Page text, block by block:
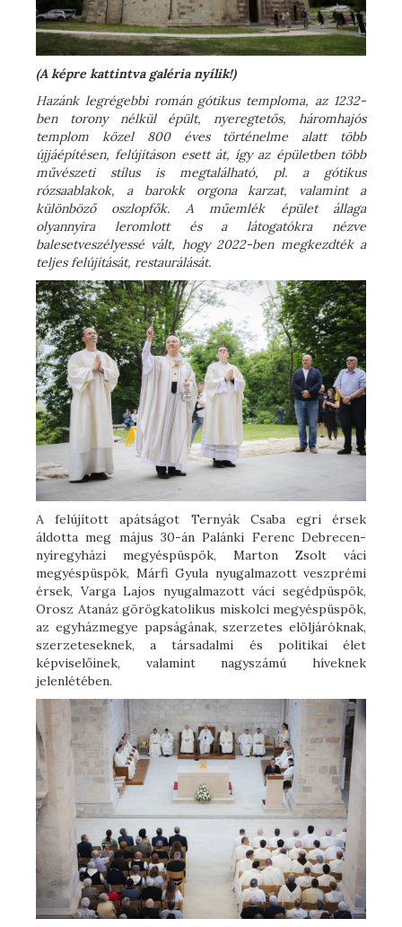
(A képre kattintva galéria nyílik!)
Hazánk legrégebbi román gótikus temploma, az 1232-
ben torony nélkül épült, nyeregtetős, háromhajós
templom közel 800 éves történelme alatt több
újjáépítésen, felújításon esett át, így az épületben több
művészeti stílus is megtalálható, pl. a gótikus
rózsaablakok, a barokk orgona karzat, valamint a
különböző oszlopfők. A műemlék épület állaga
olyannyira leromlott és a látogatókra nézve
balesetveszélyessé vált, hogy 2022-ben megkezdték a
teljes felújítását, restaurálását.
A felújított apátságot Ternyák Csaba egri érsek
áldotta meg május 30-án Palánki Ferenc Debrecen-
nyíregyházi megyéspüspök, Marton Zsolt váci
megyéspüspök, Márfi Gyula nyugalmazott veszprémi
érsek, Varga Lajos nyugalmazott váci segédpüspök,
Orosz Atanáz görögkatolikus miskolci megyéspüspök,
az egyházmegye papságának, szerzetes elöljáróknak,
szerzeteseknek, a társadalmi és politikai élet
képviselőinek, valamint nagyszámú híveknek
jelenlétében.